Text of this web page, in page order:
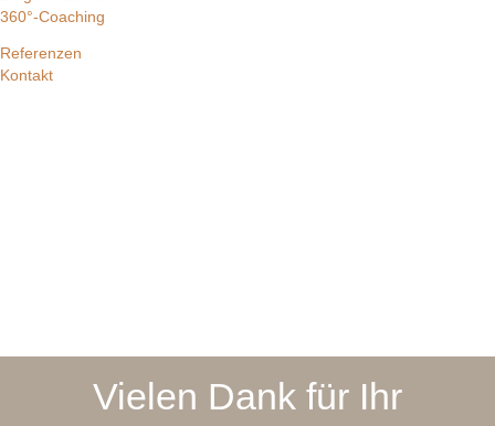
360°-Coaching
Referenzen
Kontakt
Vielen Dank für Ihr